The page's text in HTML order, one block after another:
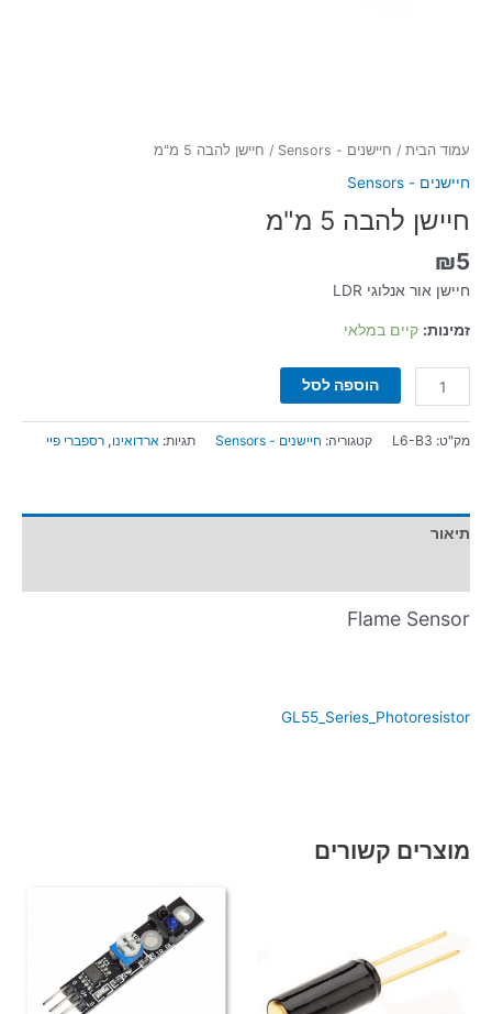
עמוד הבית / חיישנים - Sensors / חיישן להבה 5 מ"מ
חיישנים - Sensors
חיישן להבה 5 מ"מ
₪5
חיישן אור אנלוגי LDR
זמינות: קיים במלאי
הוספה לסל
מק"ט: L6-B3 קטגוריה: חיישנים - Sensors תגיות: ארדואינו, רספברי פיי
תיאור
Flame Sensor
GL55_Series_Photoresistor
מוצרים קשורים